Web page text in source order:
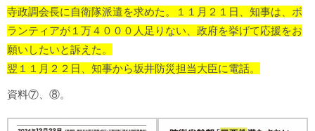
寺政調会長に自衛隊派遣を求めた。
１１月２１日、知事は、ボ
ランティアが１万４０００人足りない、政府を挙げて応援をお
願いしたいと訴えた。
翌１１月２２日、知事から坂井防災担当大臣に電話。
資料⑦、⑧。